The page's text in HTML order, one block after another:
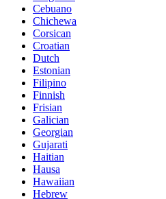
Cebuano
Chichewa
Corsican
Croatian
Dutch
Estonian
Filipino
Finnish
Frisian
Galician
Georgian
Gujarati
Haitian
Hausa
Hawaiian
Hebrew